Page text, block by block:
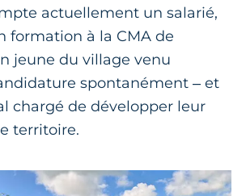
actuellement un salarié,
formation à la CMA de
jeune du village venu
spontanément – et
chargé de développer leur
territoire.